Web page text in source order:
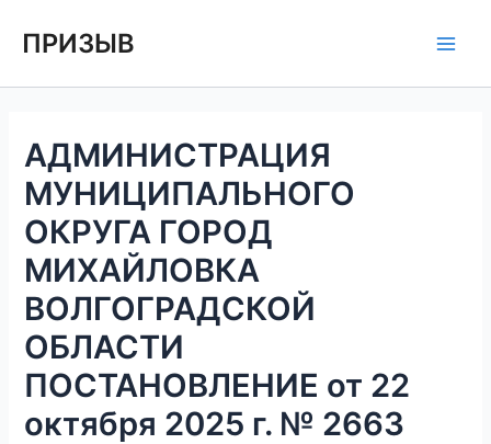
ПРИЗЫВ
АДМИНИСТРАЦИЯ
МУНИЦИПАЛЬНОГО
ОКРУГА ГОРОД
МИХАЙЛОВКА
ВОЛГОГРАДСКОЙ
ОБЛАСТИ
ПОСТАНОВЛЕНИЕ от 22
октября 2025 г. № 2663
по